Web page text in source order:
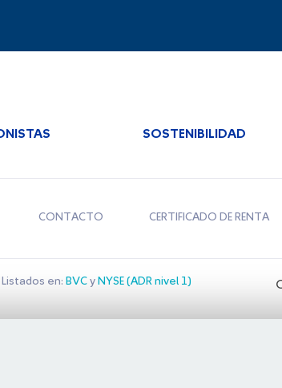
SOSTENIBILIDAD
CONTACTO CERTIFICADO DE RENTA
Listados en: BVCy NYSE (ADR nivel 1)